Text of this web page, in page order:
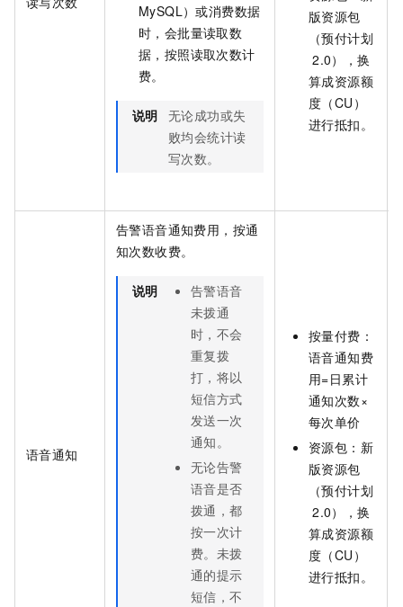
MySQL）或消费数据
时，会批量读取数
据，按照读取次数计
费。
说明 无论成功或失
败均会统计读
写次数。
版资源包
（预付计划
2.0）
，换
算成资源额
度（CU）
进行抵扣。
语音通知
告警语音通知费用，按通
知次数收费。
说明
告警语音
未拨通
时，不会
重复拨
打，将以
短信方式
发送一次
通知。
无论告警
语音是否
拨通，都
按一次计
费。未拨
通的提示
短信，不
按量付费：
语音通知费
用=日累计
通知次数×
每次单价
资源包： 新
版资源包
（预付计划
2.0）
，换
算成资源额
度（CU）
进行抵扣。